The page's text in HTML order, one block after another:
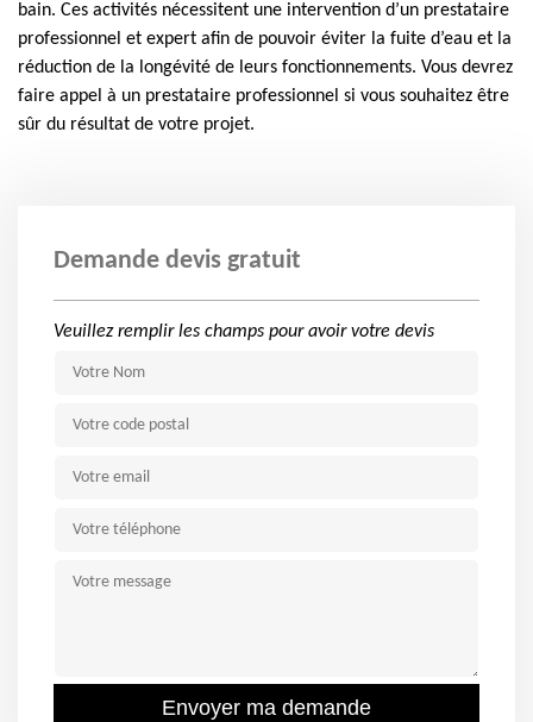
bain. Ces activités nécessitent une intervention d’un prestataire
professionnel et expert afin de pouvoir éviter la fuite d’eau et la
réduction de la longévité de leurs fonctionnements. Vous devrez
faire appel à un prestataire professionnel si vous souhaitez être
sûr du résultat de votre projet.
Demande devis gratuit
Veuillez remplir les champs pour avoir votre devis